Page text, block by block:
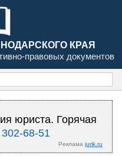
КРАЯ
правовых документов
юриста. Горячая
68-51
Реклама jurik.ru